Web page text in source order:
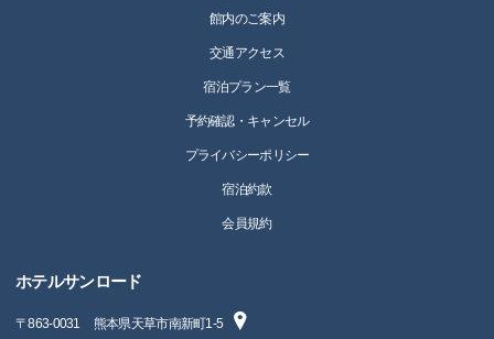
館内のご案内
交通アクセス
宿泊プラン一覧
予約確認・キャンセル
プライバシーポリシー
宿泊約款
会員規約
ホテルサンロード
〒863-0031 熊本県天草市南新町1-5